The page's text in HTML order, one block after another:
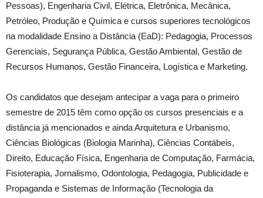
Pessoas), Engenharia Civil, Elétrica, Eletrônica, Mecânica,
Petróleo, Produção e Química e cursos superiores tecnológicos
na modalidade Ensino a Distância (EaD): Pedagogia, Processos
Gerenciais, Segurança Pública, Gestão Ambiental, Gestão de
Recursos Humanos, Gestão Financeira, Logística e Marketing.
Os candidatos que desejam antecipar a vaga para o primeiro
semestre de 2015 têm como opção os cursos presenciais e a
distância já mencionados e ainda Arquitetura e Urbanismo,
Ciências Biológicas (Biologia Marinha), Ciências Contábeis,
Direito, Educação Física, Engenharia de Computação, Farmácia,
Fisioterapia, Jornalismo, Odontologia, Pedagogia, Publicidade e
Propaganda e Sistemas de Informação (Tecnologia da